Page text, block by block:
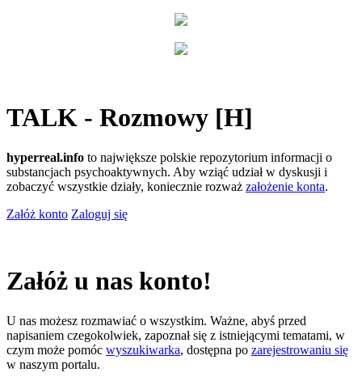
TALK - Rozmowy [H]
hyperreal.info to największe polskie repozytorium informacji o
substancjach psychoaktywnych. Aby wziąć udział w dyskusji i
zobaczyć wszystkie działy, koniecznie rozważ założenie konta.
Załóż konto Zaloguj się
Załóż u nas konto!
U nas możesz rozmawiać o wszystkim. Ważne, abyś przed
napisaniem czegokolwiek, zapoznał się z istniejącymi tematami, w
czym może pomóc wyszukiwarka, dostępna po zarejestrowaniu się
w naszym portalu.